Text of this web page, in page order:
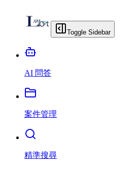
Toggle Sidebar
AI 問答
案件管理
精準搜尋